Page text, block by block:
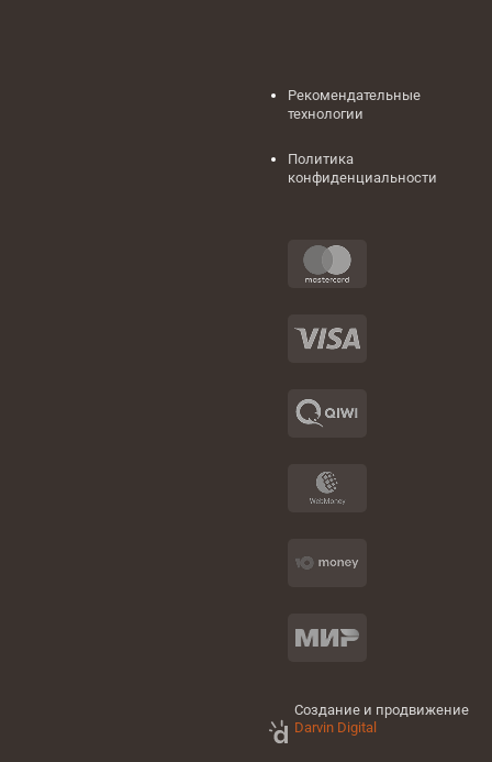
Рекомендательные
технологии
Политика
конфиденциальности
Создание и продвижение
Darvin Digital